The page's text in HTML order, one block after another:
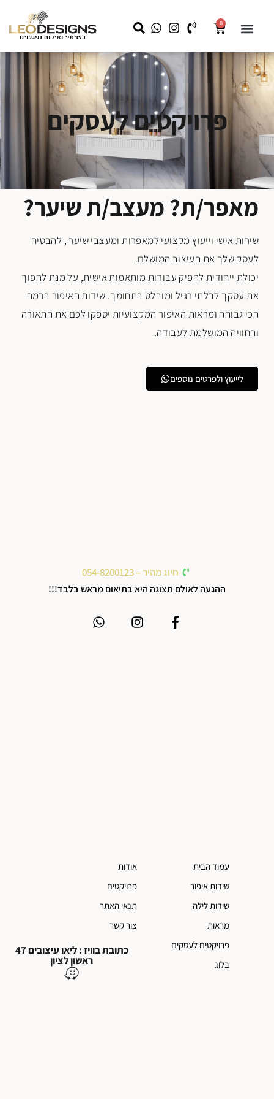
0
פרויקטים לעסקים
מאפר/ת? מעצב/ת שיער?
שירות אישי וייעוץ מקצועי למאפרות ומעצבי שיער , להבטיח
לעסק שלך את העיצוב המושלם.
יכולת ייחודית להפיק עבודות מותאמות אישית, על מנת להפוך
את עסקך לבלתי רגיל ומובלט בתחומך. שידות האיפור ברמה
הכי גבוהה ומראות האיפור המקצועיות יספקו לכם את התאורה
והחוויה המושלמת לעבודה.
לייעוץ ולפרטים נוספים
חיוג מהיר – 054-8200123
ההגעה לאולם תצוגה היא בתיאום מראש בלבד!!!
עמוד הבית
שידות איפור
שידות לילה
מראות
פרויקטים לעסקים
בלוג
אודות
פרויקטים
תנאי האתר
צור קשר
כתובת בוויז : ליאו עיצובים 47
ראשון לציון